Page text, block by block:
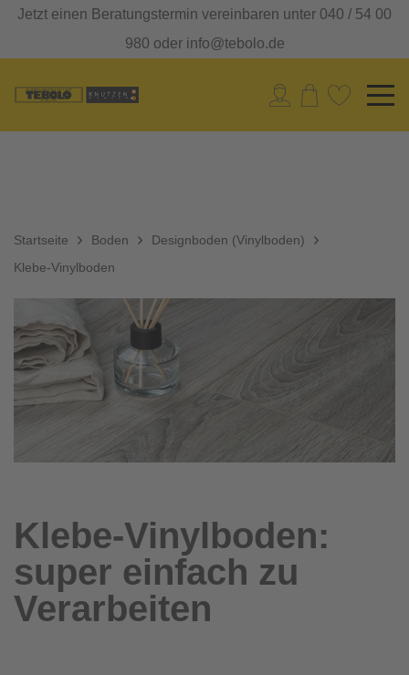
Jetzt einen Beratungstermin vereinbaren unter 040 / 54 00
980 oder info@tebolo.de
Startseite Boden
Designboden (Vinylboden)
Klebe-Vinylboden
Klebe-Vinylboden:
super einfach zu
Verarbeiten